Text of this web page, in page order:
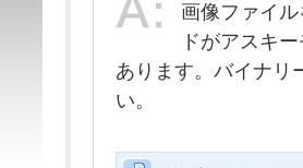
画像ファイ
ドがアスキ
あります。バイナリ
い。